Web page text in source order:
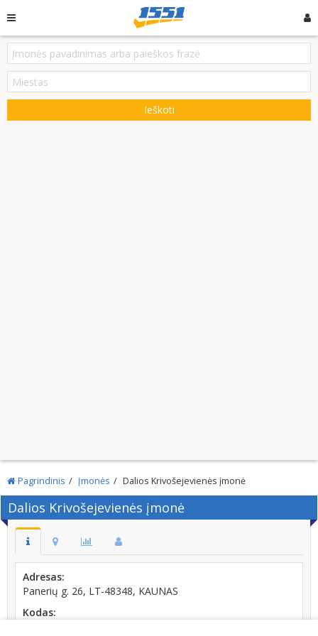
Ieškoti
Pagrindinis Įmonės Dalios Krivošejevienės įmonė
Dalios Krivošejevienės įmonė
Adresas:
Panerių g. 26, LT-48348, KAUNAS
Kodas: